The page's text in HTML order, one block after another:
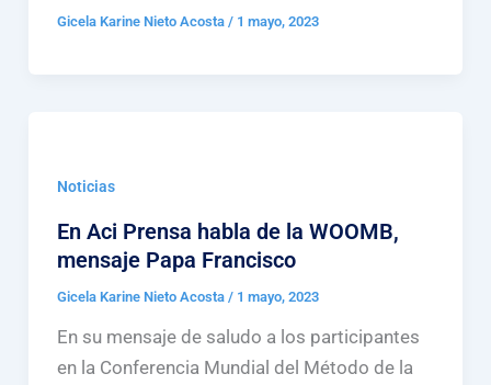
Gicela Karine Nieto Acosta / 1 mayo, 2023
Noticias
En Aci Prensa habla de la WOOMB,
mensaje Papa Francisco
Gicela Karine Nieto Acosta / 1 mayo, 2023
En su mensaje de saludo a los participantes
en la Conferencia Mundial del Método de la